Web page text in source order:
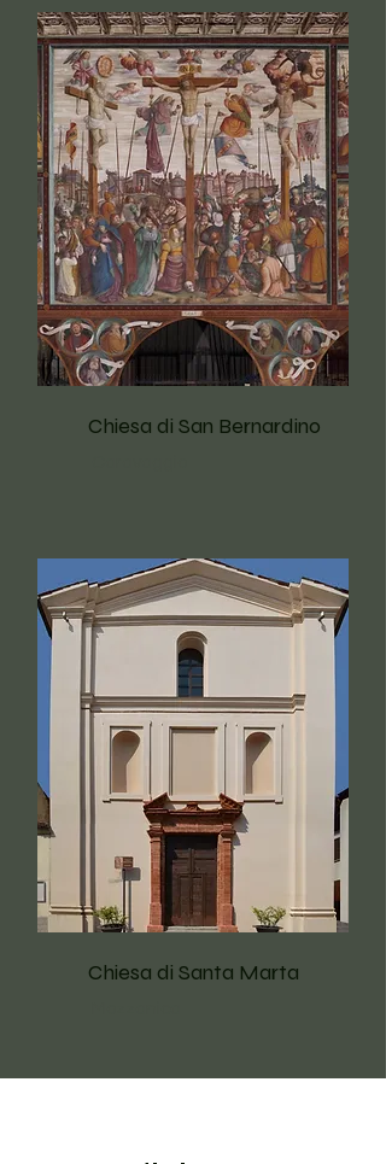
Chiesa di San Bernardino
Chiesa di Santa Marta